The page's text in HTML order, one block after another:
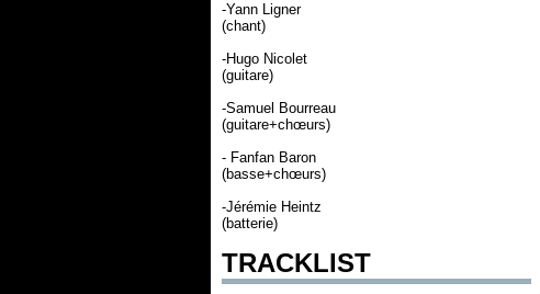
-Yann Ligner
(chant)
-Hugo Nicolet
(guitare)
-Samuel Bourreau
(guitare+chœurs)
- Fanfan Baron
(basse+chœurs)
-Jérémie Heintz
(batterie)
TRACKLIST